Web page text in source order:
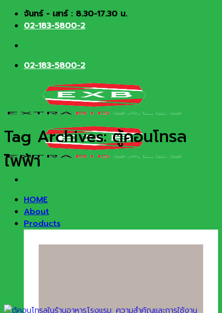
Skip จันทร์ - เสาร์ : 8.30-17.30 น.
02-183-5800-2
02-183-5800-2
HOME
About
Products
Tag Archives:ตู้คอนโทรล
ไฟฟ้า